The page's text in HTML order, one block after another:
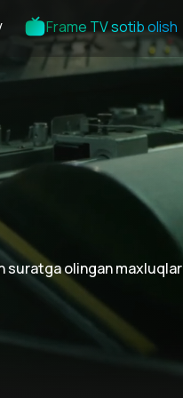
Frame TV sotib olish
suratga olingan maxluqlar